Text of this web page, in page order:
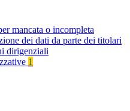
mancata o incompleta
dei dati da parte dei titolari
dirigenziali
1